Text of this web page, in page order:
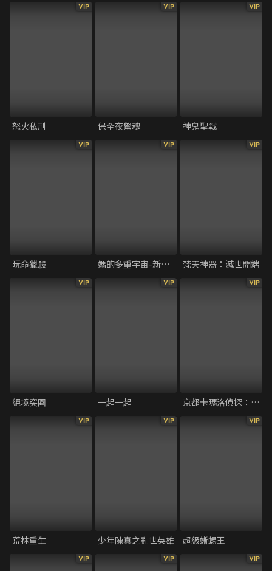
VIP
怒火私刑
VIP
保全夜驚魂
VIP
神鬼聖戰
VIP
玩命獵殺
VIP
媽的多重宇宙-新譯版
VIP
梵天神器：滅世開端
VIP
絕境突圍
VIP
一起一起
VIP
京都卡瑪洛偵探：尋找失蹤的男人
VIP
荒林重生
VIP
少年陳真之亂世英雄
VIP
超級蜥蜴王
VIP VIP VIP